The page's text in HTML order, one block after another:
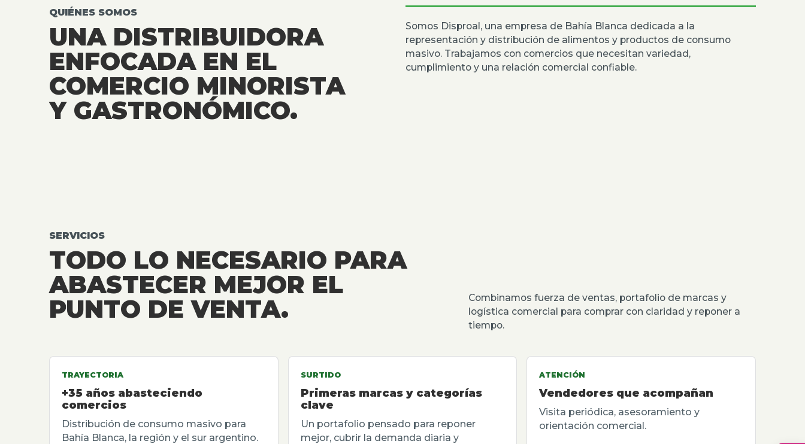
QUIÉNES SOMOS
UNA DISTRIBUIDORA
ENFOCADA EN EL
COMERCIO MINORISTA
Y GASTRONÓMICO.
Somos Disproal, una empresa de Bahía Blanca dedicada a la
representación y distribución de alimentos y productos de consumo
masivo. Trabajamos con comercios que necesitan variedad,
cumplimiento y una relación comercial confiable.
SERVICIOS
TODO LO NECESARIO PARA
ABASTECER MEJOR EL
PUNTO DE VENTA.
Combinamos fuerza de ventas, portafolio de marcas y
logística comercial para comprar con claridad y reponer a
tiempo.
TRAYECTORIA
+35 años abasteciendo
comercios
Distribución de consumo masivo para
Bahía Blanca, la región y el sur argentino.
SURTIDO
Primeras marcas y categorías
clave
Un portafolio pensado para reponer
mejor, cubrir la demanda diaria y
ATENCIÓN
Vendedores que acompañan
Visita periódica, asesoramiento y
orientación comercial.